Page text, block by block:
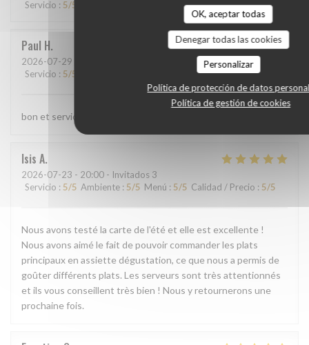
OK, aceptar todas
Denegar todas las cookies
Personalizar
Política de protección de datos
Política de gestión de cookies
Servicio : 5/5 /5 Calidad / Precio:5/5
Paul H
2026-07-29
Servicio : 5/5 Calidad / Precio:
bon et service top
Isis A
2026-07-23 - 20:00 - Invitados 3
Servicio : 5/5 Ambiente : 5/5 Menú : 5/5 Calidad / Precio : 5/5
Nous avons testé la carte de l'été et elle est excellente !
Nous avons aimé le fait de pouvoir commander les plats
principaux en assiette dégustation, ce que nous a permis de
goûter différents plats. Les serveurs sont très attentionnés
et ils vous conseillent très bien ! Nous y retournerons une
prochaine fois.